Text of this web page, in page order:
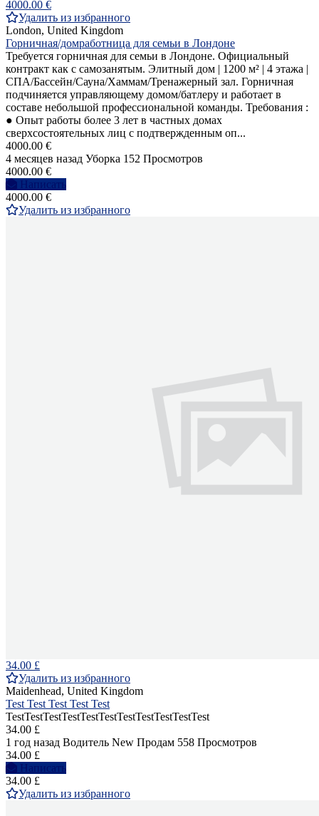
4000.00 €
Удалить из избранного
London, United Kingdom
Горничная/домработница для семьи в Лондоне
Требуется горничная для семьи в Лондоне. Официальный
контракт как с самозанятым. Элитный дом | 1200 м² | 4 этажа |
СПА/Бассейн/Сауна/Хаммам/Тренажерный зал. Горничная
подчиняется управляющему домом/батлеру и работает в
составе небольшой профессиональной команды. Требования :
● Опыт работы более 3 лет в частных домах
сверхсостоятельных лиц с подтвержденным оп...
4000.00 €
4 месяцев назад Уборка 152 Просмотров
4000.00 €
Написать
4000.00 €
Удалить из избранного
34.00 £
Удалить из избранного
Maidenhead, United Kingdom
Test Test Test Test Test
TestTestTestTestTestTestTestTestTestTestTest
34.00 £
1 год назад Водитель New Продам 558 Просмотров
34.00 £
Написать
34.00 £
Удалить из избранного